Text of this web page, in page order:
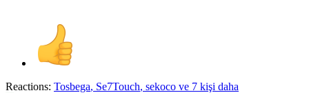
Reactions: Tosbega, Se7Touch, sekoco ve 7 kişi daha